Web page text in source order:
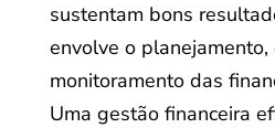
sustentam bons
envolve o planejamento,
monitoramento das
Uma gestão financeira